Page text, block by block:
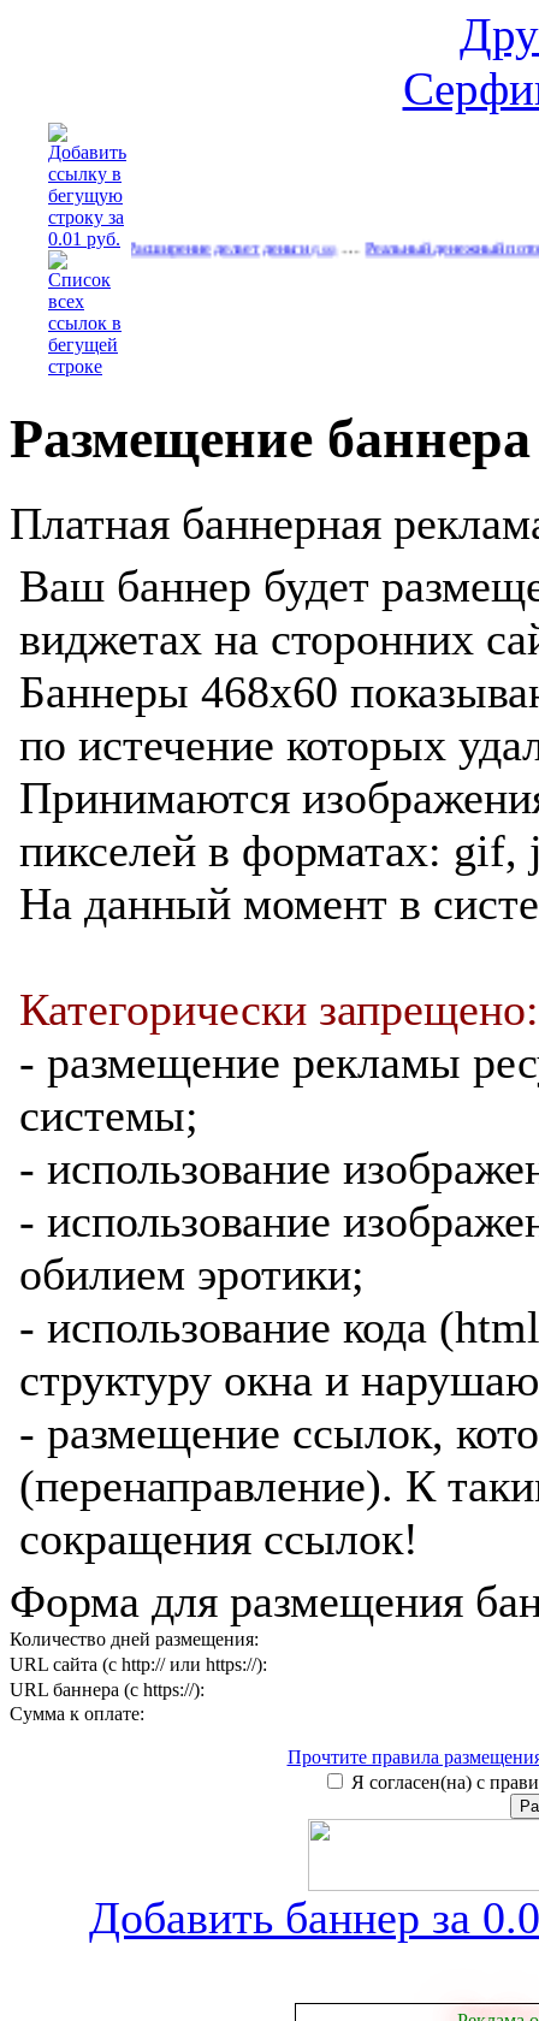
Расширение делает деньги(566)…Реальный денежный поток(598)…
Размещение баннера
Платная баннерная
Ваш баннер будет
виджетах на сторонних
Баннеры 468x60
по истечение которых
Принимаются
пикселей в форматах: gif,
На данный момент в
Категорически запрещено:
- размещение рекламы
системы;
- использование
- использование
обилием эротики;
- использование кода
структуру окна и
- размещение ссылок,
(перенаправление). К
сокращения ссылок!
Форма для размещения
Количество дней размещения:
URL сайта (с http:// или https://):
URL баннера (с https://):
Сумма к оплате:
Прочтите правила
Я согласен(на) с
Добавить баннер за